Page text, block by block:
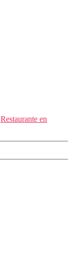
Restaurante en